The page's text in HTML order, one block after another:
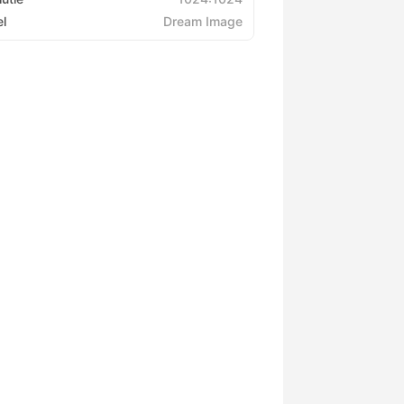
Dream Image